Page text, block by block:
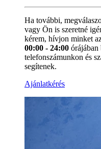
Ha további,
vagy Ön is szeretné
kérem, hívjon minket
00:00 - 24:00 órájában
telefonszámunkon és
segítenek.
Ajánlatkérés